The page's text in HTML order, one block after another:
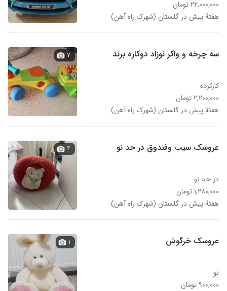
۲۲,۰۰۰,۰۰۰ تومان
هفتهٔ پیش در گلستان (شهرک راه آهن)
سه چرخه و واکر نوزاد دوکاره برند
کارکرده
۲,۲۰۰,۰۰۰ تومان
هفتهٔ پیش در گلستان (شهرک راه آهن)
۷
عروسک سیب وفندوق در حد نو
در حد نو
۱,۲۸۰,۰۰۰ تومان
هفتهٔ پیش در گلستان (شهرک راه آهن)
۴
عروسک خرگوش
نو
۹۰۰,۰۰۰ تومان
۱